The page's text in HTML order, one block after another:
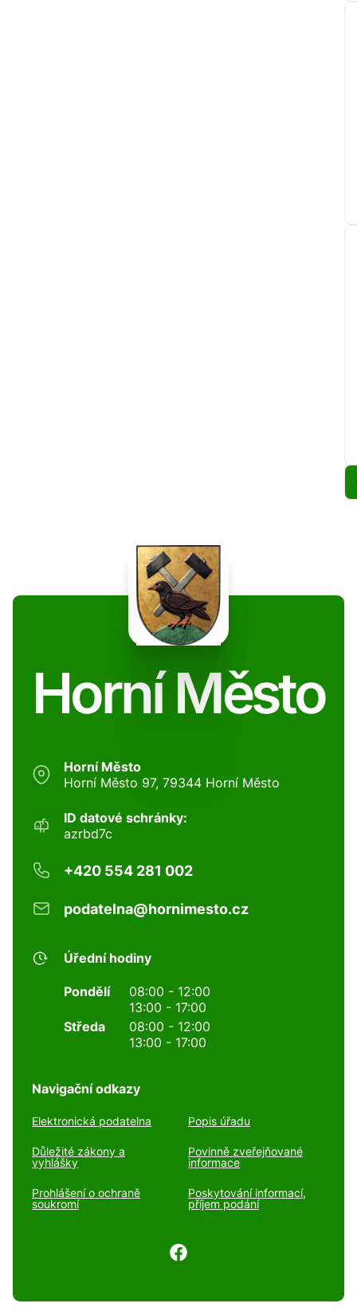
Horní Město
Horní Město
Horní Město 97, 79344 Horní Město
ID datové schránky:
azrbd7c
+420 554 281 002
podatelna@hornimesto.cz
Úřední hodiny
Pondělí
08:00 - 12:00
13:00 - 17:00
Středa
08:00 - 12:00
13:00 - 17:00
Navigační odkazy
Elektronická podatelna Popis úřadu
Důležité zákony a
vyhlášky
Povinně zveřejňované
informace
Prohlášení o ochraně
soukromí
Poskytování informací,
příjem podání